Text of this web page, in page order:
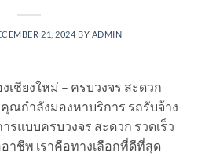
21, 2024 BY ADMIN
ชียงใหม่ – ครบวงจร สะดวก
ณกำลังมองหาบริการ รถรับจ้าง
รแบบครบวงจร สะดวก รวดเร็ว
าชีพ เราคือทางเลือกที่ดีที่สุด